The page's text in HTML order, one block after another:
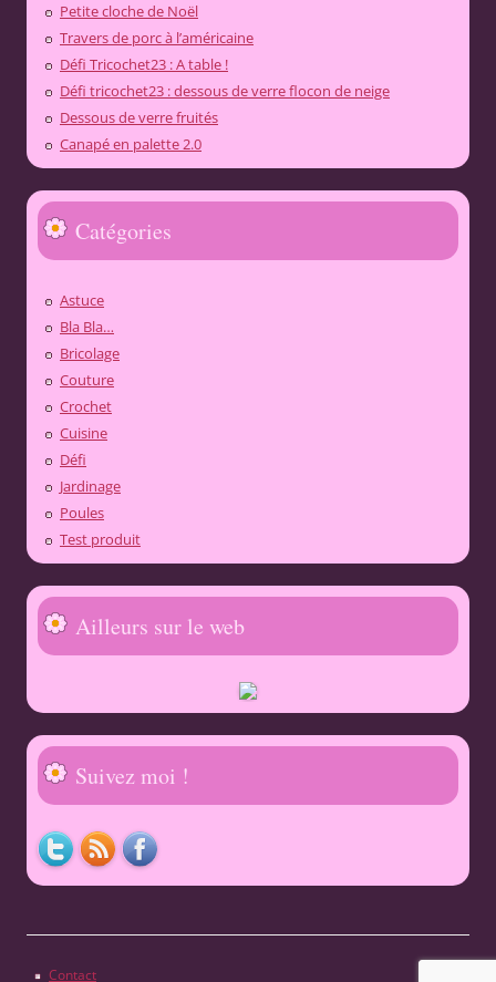
Petite cloche de Noël
Travers de porc à l’américaine
Défi Tricochet23 : A table !
Défi tricochet23 : dessous de verre flocon de neige
Dessous de verre fruités
Canapé en palette 2.0
Catégories
Astuce
Bla Bla…
Bricolage
Couture
Crochet
Cuisine
Défi
Jardinage
Poules
Test produit
Ailleurs sur le web
Suivez moi !
Contact